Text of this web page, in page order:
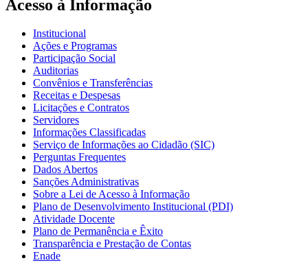
Acesso à Informação
Institucional
Ações e Programas
Participação Social
Auditorias
Convênios e Transferências
Receitas e Despesas
Licitações e Contratos
Servidores
Informações Classificadas
Serviço de Informações ao Cidadão (SIC)
Perguntas Frequentes
Dados Abertos
Sanções Administrativas
Sobre a Lei de Acesso à Informação
Plano de Desenvolvimento Institucional (PDI)
Atividade Docente
Plano de Permanência e Êxito
Transparência e Prestação de Contas
Enade